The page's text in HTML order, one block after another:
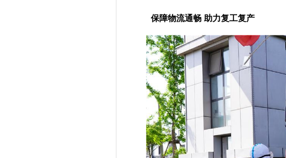
保障物流通畅 助力复工复产